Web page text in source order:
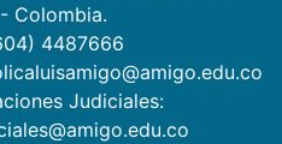
Colombia.
4487666
Judiciales: